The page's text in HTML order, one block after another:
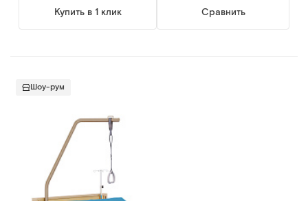
Купить в 1 клик Сравнить
Шоу-рум